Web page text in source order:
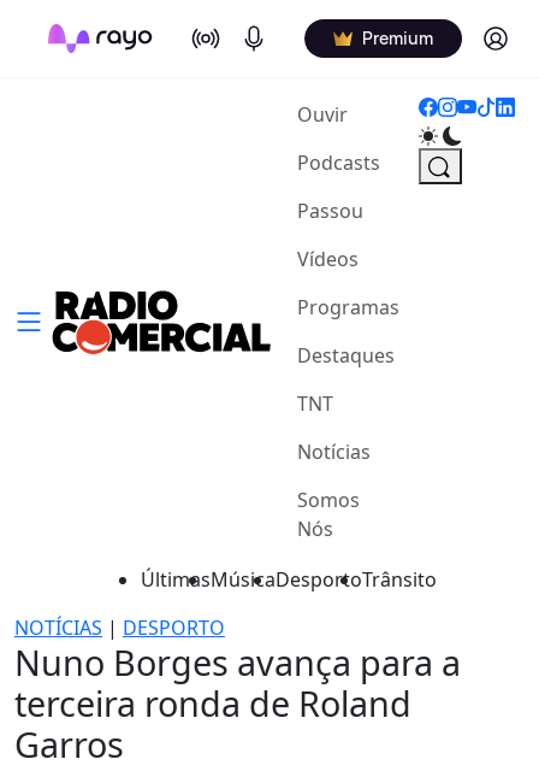
On Air Podcasts Premium Log in
Ouvir(current)
Podcasts
Passou
Vídeos
Programas
Destaques
TNT
Notícias
Somos
Nós
ÚltimasMúsicaDesportoTrânsito
NOTÍCIAS | DESPORTO
Nuno Borges avança para a
terceira ronda de Roland
Garros